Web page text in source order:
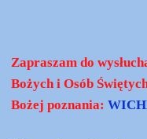
Zapraszam do
Bożych i Osób
Bożej poznania: